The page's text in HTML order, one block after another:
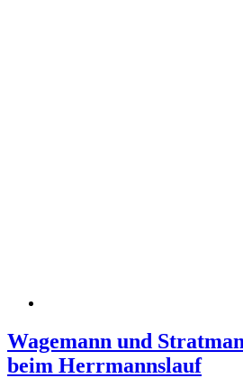
Wagemann und
beim Herrmannslauf